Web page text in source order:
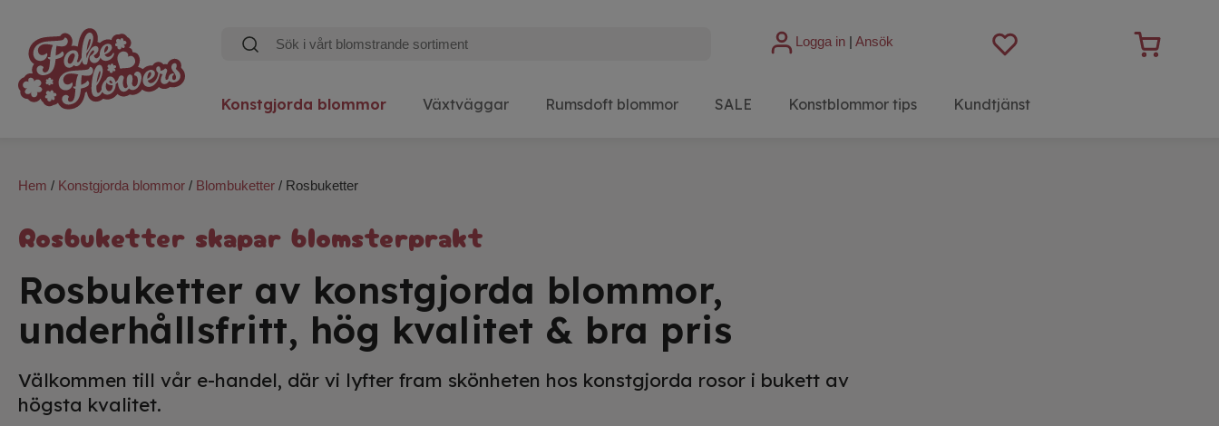
Logga in |Ansök
Konstgjorda blommor Växtväggar Rumsdoft blommor SALE Konstblommor tips Kundtjänst
Hem / Konstgjorda blommor / Blombuketter / Rosbuketter
Rosbuketter skapar blomsterprakt
Rosbuketter av konstgjorda blommor,
underhållsfritt, hög kvalitet & bra pris
Välkommen till vår e-handel, där vi lyfter fram skönheten hos konstgjorda rosor i bukett av
högsta kvalitet.